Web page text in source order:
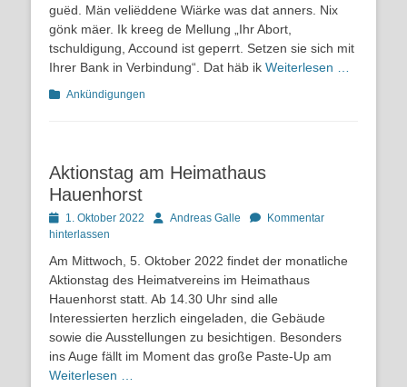
guëd. Män veliëddene Wiärke was dat anners. Nix
gönk mäer. Ik kreeg de Mellung „Ihr Abort,
tschuldigung, Accound ist geperrt. Setzen sie sich mit
Ihrer Bank in Verbindung“. Dat häb ik Weiterlesen …
Kategorien
Ankündigungen
Aktionstag am Heimathaus
Hauenhorst
Posted
on
1. Oktober 2022 AutorAndreas Galle
Kommentar
hinterlassen
Am Mittwoch, 5. Oktober 2022 findet der monatliche
Aktionstag des Heimatvereins im Heimathaus
Hauenhorst statt. Ab 14.30 Uhr sind alle
Interessierten herzlich eingeladen, die Gebäude
sowie die Ausstellungen zu besichtigen. Besonders
ins Auge fällt im Moment das große Paste-Up am
Weiterlesen …